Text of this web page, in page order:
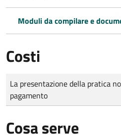
Moduli da compilare e
Costi
Tipo di pagamento
Importo
La presentazione della pratica
pagamento
Cosa serve